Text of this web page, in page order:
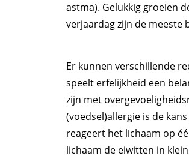
astma). Gelukkig groeien
verjaardag zijn de meeste
Er kunnen verschillende
speelt erfelijkheid een
zijn met
(voedsel)allergie is de
reageert het lichaam op
lichaam de eiwitten in